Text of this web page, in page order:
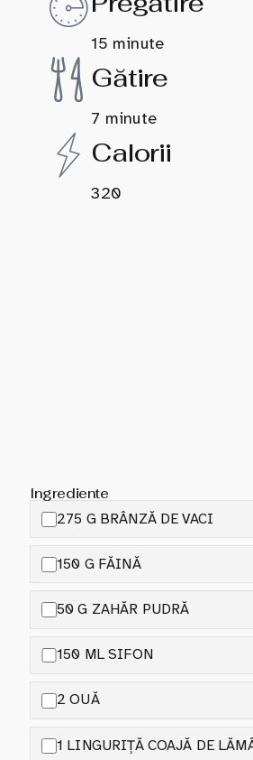
15 minute
Gătire
7 minute
Calorii
320
Ingrediente
275 G BRÂNZĂ DE VACI
150 G FĂINĂ
50 G ZAHĂR PUDRĂ
150 ML SIFON
2 OUĂ
1 LINGURIȚĂ COAJĂ DE